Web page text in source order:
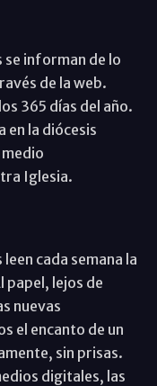
informan de lo
de la web.
365 días del año.
en la diócesis
Iglesia.
cada semana la
papel, lejos de
nuevas
el encanto de un
sin prisas.
digitales, las